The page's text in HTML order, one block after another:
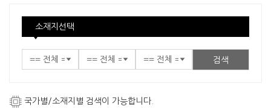
소재지선택
검색
국가별/소재지별 검색이 가능합니다.